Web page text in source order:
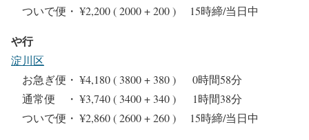
ついで便・ ¥2,200 ( 2000 + 200 ) 15時締/当日中
や行
淀川区
お急ぎ便・ ¥4,180 ( 3800 + 380 ) 0時間58分
通常便 ・ ¥3,740 ( 3400 + 340 ) 1時間38分
ついで便・ ¥2,860 ( 2600 + 260 ) 15時締/当日中